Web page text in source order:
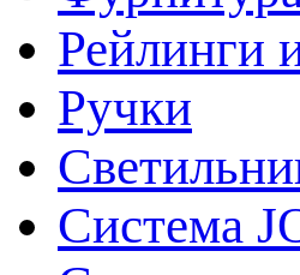
Рейлинги
Ручки
Система